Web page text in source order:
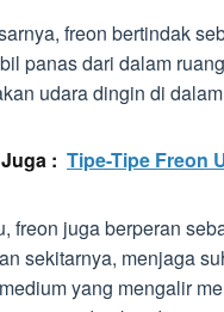
freon bertindak
panas dari dalam
udara dingin di
: Tipe-Tipe Freon
freon juga berperan
sekitarnya, menjaga
yang mengalir